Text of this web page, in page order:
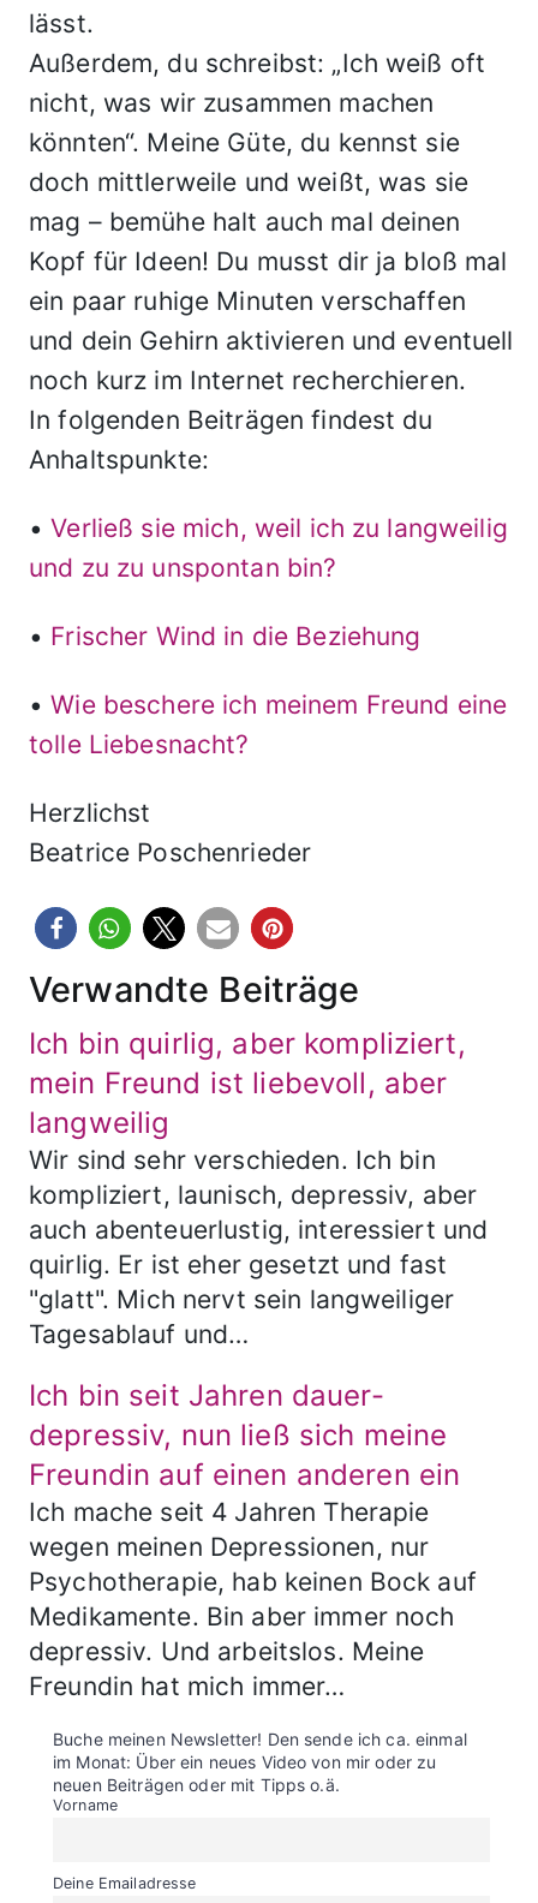
lässt.
Außerdem, du schreibst: „Ich weiß oft
nicht, was wir zusammen machen
könnten“. Meine Güte, du kennst sie
doch mittlerweile und weißt, was sie
mag – bemühe halt auch mal deinen
Kopf für Ideen! Du musst dir ja bloß mal
ein paar ruhige Minuten verschaffen
und dein Gehirn aktivieren und eventuell
noch kurz im Internet recherchieren.
In folgenden Beiträgen findest du
Anhaltspunkte:
•Verließ sie mich, weil ich zu langweilig
und zu zu unspontan bin?
• Frischer Wind in die Beziehung
•Wie beschere ich meinem Freund eine
tolle Liebesnacht?
Herzlichst
Beatrice Poschenrieder
Verwandte Beiträge
Ich bin quirlig, aber kompliziert,
mein Freund ist liebevoll, aber
langweilig
Wir sind sehr verschieden. Ich bin
kompliziert, launisch, depressiv, aber
auch abenteuerlustig, interessiert und
quirlig. Er ist eher gesetzt und fast
"glatt". Mich nervt sein langweiliger
Tagesablauf und…
Ich bin seit Jahren dauer-
depressiv, nun ließ sich meine
Freundin auf einen anderen ein
Ich mache seit 4 Jahren Therapie
wegen meinen Depressionen, nur
Psychotherapie, hab keinen Bock auf
Medikamente. Bin aber immer noch
depressiv. Und arbeitslos. Meine
Freundin hat mich immer…
Buche meinen Newsletter! Den sende ich ca. einmal
im Monat: Über ein neues Video von mir oder zu
neuen Beiträgen oder mit Tipps o.ä.
Vorname
Deine Emailadresse